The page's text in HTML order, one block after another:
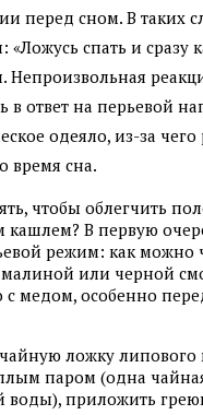
перед сном. В таких
«Ложусь спать и сразу
Непроизвольная
в ответ на перьевой
одеяло, из-за чего
время сна.
чтобы облегчить
кашлем? В первую
режим: как можно
или черной
с медом, особенно
ложку липового
паром (одна
воды), приложить